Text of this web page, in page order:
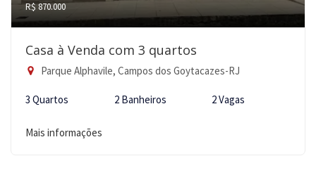
R$ 870.000
Casa à Venda com 3 quartos
Parque Alphavile, Campos dos Goytacazes-RJ
3 Quartos 2 Banheiros 2 Vagas
Mais informações